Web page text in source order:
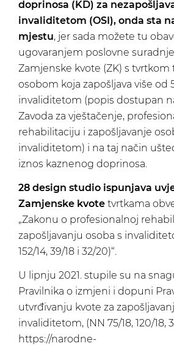
doprinosa (KD) za
invaliditetom (OSI), onda sta
mjestu, jer sada možete tu
ugovaranjem poslovne
Zamjenske kvote (ZK) s tvrtkom
osobom koja zapošljava više od
invaliditetom (popis dostupan
Zavoda za vještačenje,
rehabilitaciju i zapošljavanje
invaliditetom) i na taj način
iznos kaznenog doprinosa.
28 design studio ispunjava
Zamjenske kvote tvrtkama
„Zakonu o profesionalnoj
zapošljavanju osoba s
152/14, 39/18 i 32/20)“.
U lipnju 2021. stupile su na
Pravilnika o izmjeni i dopuni
utvrđivanju kvote za
invaliditetom, (NN 75/18, 120/18,
https://narodne-